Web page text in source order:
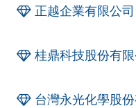
正越企業有限公司
桂鼎科技股份有
台灣永光化學股